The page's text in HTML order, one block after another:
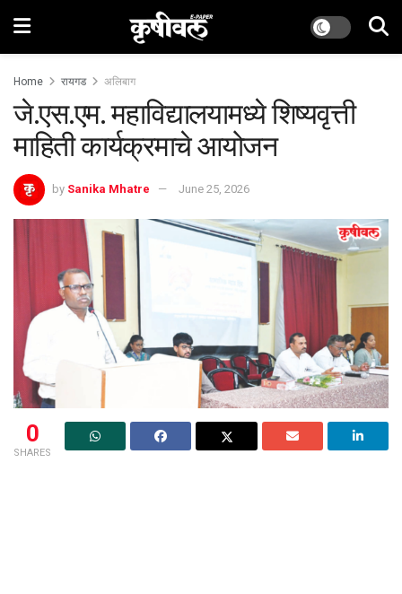
Home रायगड अलिबाग
जे.एस.एम. महाविद्यालयामध्ये शिष्यवृत्ती
माहिती कार्यक्रमाचे आयोजन
by Sanika Mhatre June 25, 2026
0
SHARES